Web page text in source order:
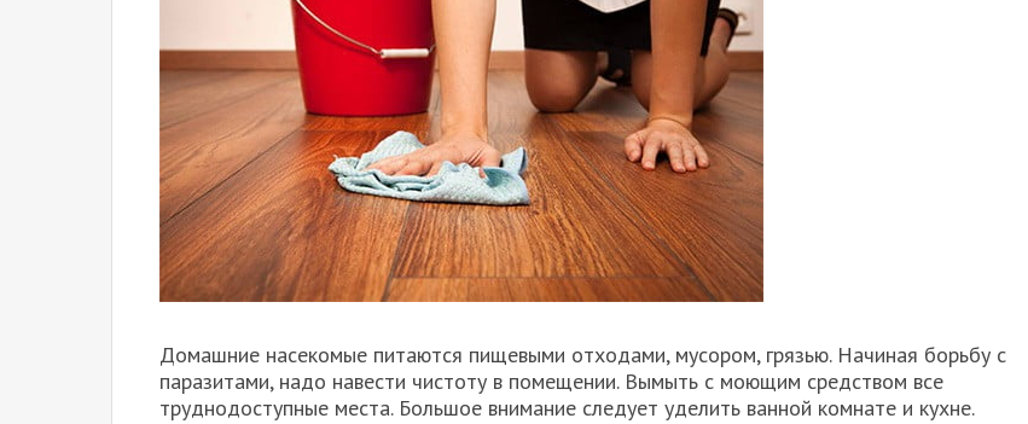
Домашние насекомые питаются пищевыми отходами, мусором, грязью. Начиная борьбу с
паразитами, надо навести чистоту в помещении. Вымыть с моющим средством все
труднодоступные места. Большое внимание следует уделить ванной комнате и кухне.